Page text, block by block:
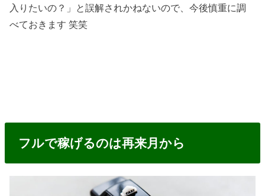
入りたいの？」と誤解されかねないので、今後慎重に調
べておきます 笑笑
フルで稼げるのは再来月から